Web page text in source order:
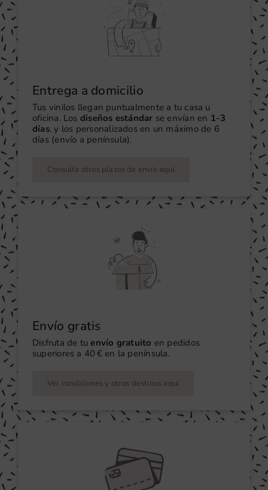
Entrega a domicilio
Tus vinilos llegan puntualmente a tu casa u
oficina. Los diseños estándar se envían en 1-3
días, y los personalizados en un máximo de 6
días (envío a península).
Consulta otros plazos de envío aquí
Envío gratis
Disfruta de tu envío gratuito en pedidos
superiores a 40 € en la península.
Ver condiciones y otros destinos aquí